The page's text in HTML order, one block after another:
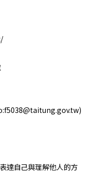
達自己與理解他人的方